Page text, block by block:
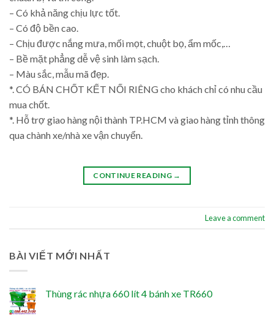
– Có khả năng chịu lực tốt.
– Có độ bền cao.
– Chịu được nắng mưa, mối mọt, chuột bọ, ẩm mốc,…
– Bề mặt phẳng dễ vệ sinh làm sạch.
– Màu sắc, mẫu mã đẹp.
*. CÓ BÁN CHỐT KẾT NỐI RIÊNG cho khách chỉ có nhu cầu
mua chốt.
*. Hỗ trợ giao hàng nội thành TP.HCM và giao hàng tỉnh thông
qua chành xe/nhà xe vận chuyển.
CONTINUE READING →
Leave a comment
BÀI VIẾT MỚI NHẤT
Thùng rác nhựa 660 lít 4 bánh xe TR660